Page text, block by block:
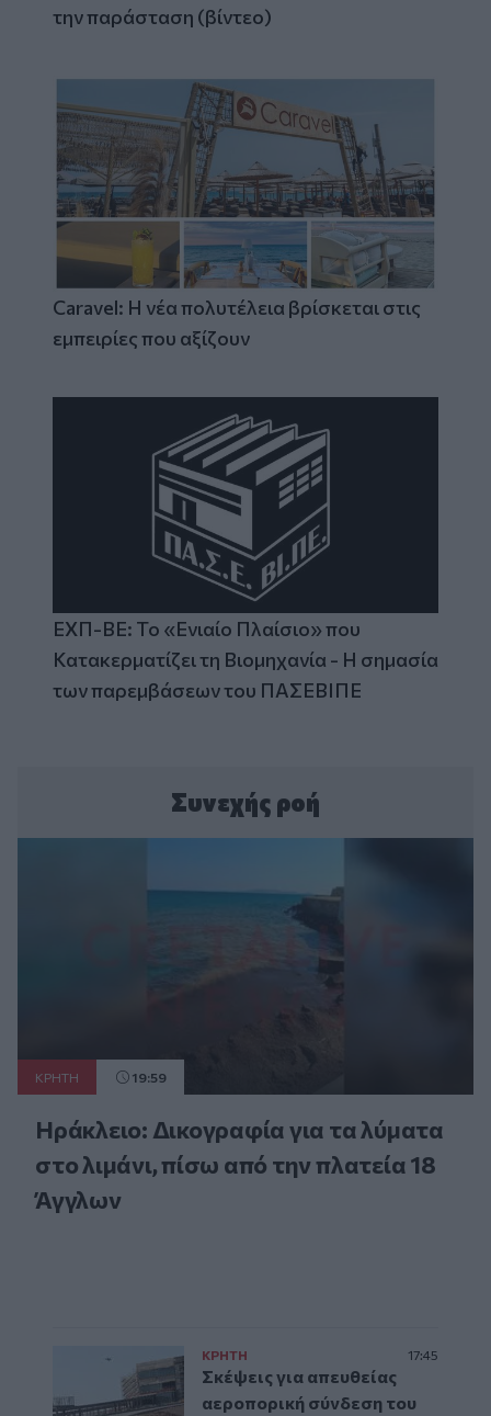
την παράσταση (βίντεο)
Caravel: Η νέα πολυτέλεια βρίσκεται στις
εμπειρίες που αξίζουν
ΕΧΠ-ΒΕ: Το «Ενιαίο Πλαίσιο» που
Κατακερματίζει τη Βιομηχανία - Η σημασία
των παρεμβάσεων του ΠΑΣΕΒΙΠΕ
Συνεχής ροή
ΚΡΗΤΗ 19:59
Ηράκλειο: Δικογραφία για τα λύματα
στο λιμάνι, πίσω από την πλατεία 18
Άγγλων
ΚΡΗΤΗ 17:45
Σκέψεις για απευθείας
αεροπορική σύνδεση του